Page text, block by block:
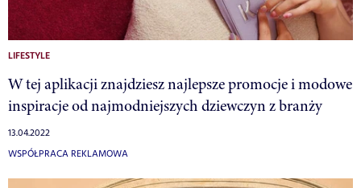
LIFESTYLE
W tej aplikacji znajdziesz najlepsze promocje i modowe
inspiracje od najmodniejszych dziewczyn z branży
13.04.2022
WSPÓŁPRACA REKLAMOWA